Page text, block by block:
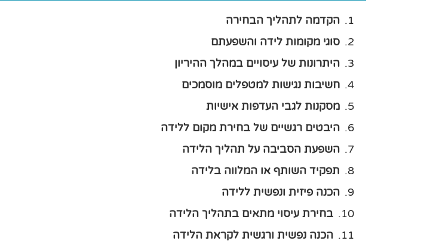
הקדמה לתהליך הבחירה
סוגי מקומות לידה והשפעתם
היתרונות של עיסויים במהלך ההיריון
חשיבות נגישות למטפלים מוסמכים
מסקנות לגבי העדפות אישיות
היבטים רגשיים של בחירת מקום ללידה
השפעת הסביבה על תהליך הלידה
תפקיד השותף או המלווה בלידה
הכנה פיזית ונפשית ללידה
בחירת עיסוי מתאים בתהליך הלידה
הכנה נפשית ורגשית לקראת הלידה